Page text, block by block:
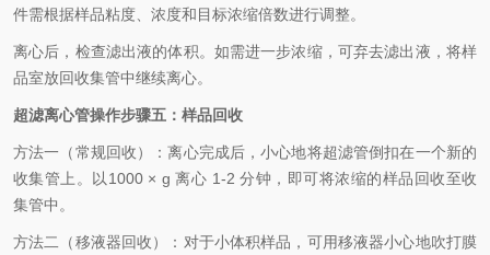
件需根据样品粘度、浓度和目标浓缩倍数进行调整。
离心后，检查滤出液的体积。如需进一步浓缩，可弃去滤出液，将样
品室放回收集管中继续离心。
超滤离心管操作步骤五 ： 样品回收
方法一（常规回收）：离心完成后，小心地将超滤管倒扣在一个新的
收集管上。以 1000 × g离心 1-2分钟，即可将浓缩的样品回收至收
集管中。
方法二（移液器回收）：对于小体积样品，可用移液器小心地吹打膜